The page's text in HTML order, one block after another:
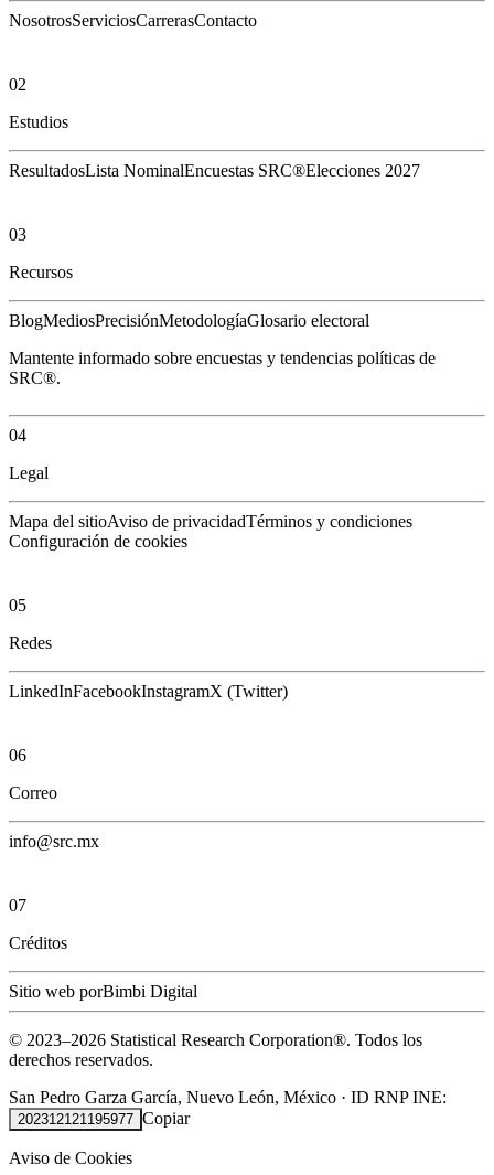
NosotrosServiciosCarrerasContacto
02
Estudios
ResultadosLista NominalEncuestas SRC®Elecciones 2027
03
Recursos
BlogMediosPrecisiónMetodologíaGlosario electoral
Mantente informado sobre encuestas y tendencias políticas de
SRC®.
04
Legal
Mapa del sitioAviso de privacidadTérminos y condiciones
Configuración de cookies
05
Redes
LinkedInFacebookInstagramX (Twitter)
06
Correo
info@src.mx
07
Créditos
Sitio web porBimbi Digital
© 2023–2026 Statistical Research Corporation®. Todos los
derechos reservados.
San Pedro Garza García, Nuevo León, México · ID RNP INE:
202312121195977 Copiar
Aviso de Cookies